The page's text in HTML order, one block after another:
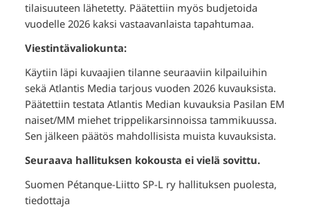
tilaisuuteen lähetetty. Päätettiin myös budjetoida
vuodelle 2026 kaksi vastaavanlaista tapahtumaa.
Viestintävaliokunta:
Käytiin läpi kuvaajien tilanne seuraaviin kilpailuihin
sekä Atlantis Media tarjous vuoden 2026 kuvauksista.
Päätettiin testata Atlantis Median kuvauksia Pasilan EM
naiset/MM miehet trippelikarsinnoissa tammikuussa.
Sen jälkeen päätös mahdollisista muista kuvauksista.
Seuraava hallituksen kokousta ei vielä sovittu.
Suomen Pétanque-Liitto SP-L ry hallituksen puolesta,
tiedottaja